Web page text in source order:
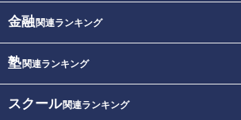
金融関連ランキング
塾関連ランキング
スクール関連ランキング